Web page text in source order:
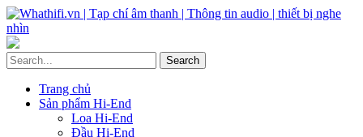
Trang chủ
Sản phẩm Hi-End
Loa Hi-End
Đầu Hi-End